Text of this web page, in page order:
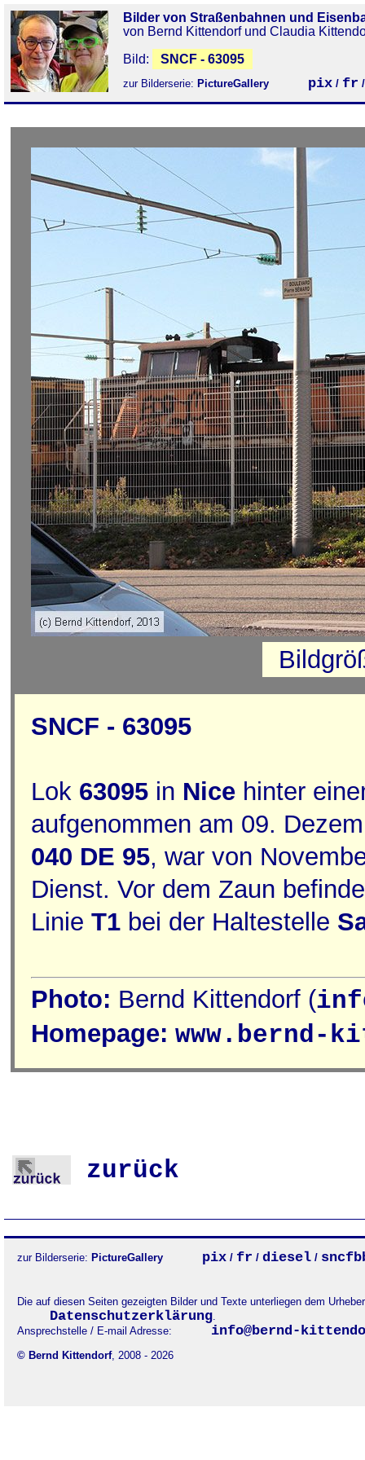
Bilder von Straßenbahnen und
von Bernd Kittendorf und Claudia
Bild:
SNCF - 63095
zur Bilderserie: PictureGallery pix / fr
SNCF - 63095
Lok 63095 in Nice hinter
aufgenommen am 09.
040 DE 95, war von
Dienst. Vor dem Zaun
Linie T1 bei der Haltestelle
Photo: Bernd Kittendorf (
Homepage: www.bernd-
zurück
zur Bilderserie: PictureGallery pix / fr / diesel /
Die auf diesen Seiten gezeigten Bilder und Texte unterliegen dem
Datenschutzerklärung.
Ansprechstelle / E-mail Adresse:
info@bernd-
© Bernd Kittendorf, 2008 - 2026